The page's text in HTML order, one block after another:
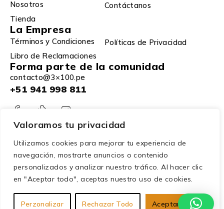
Valoramos tu privacidad
Utilizamos cookies para mejorar tu experiencia de
navegación, mostrarte anuncios o contenido
personalizados y analizar nuestro tráfico. Al hacer clic
en "Aceptar todo", aceptas nuestro uso de cookies.
Perzonalizar Rechazar Todo Aceptar Todo
Nosotros
Contáctanos
Tienda
La Empresa
Términos y Condiciones
Políticas de Privacidad
Libro de Reclamaciones
Forma parte de la comunidad
contacto@3×100.pe
+51 941 998 811